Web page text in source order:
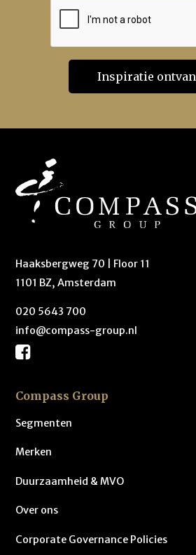
Haaksbergweg 70 | Floor 11
1101 BZ, Amsterdam
020 5643 700
info@compass-group.nl
Compass Group
Segmenten
Merken
Duurzaamheid & MVO
Over ons
Corporate Governance Policies